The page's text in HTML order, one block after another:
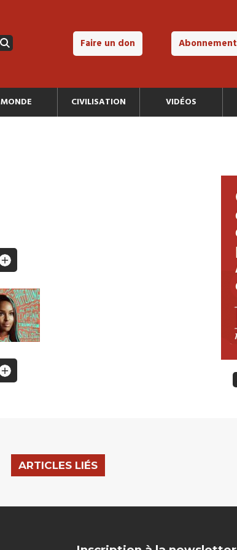
Faire un don Abonnement
MONDE CIVILISATION VIDÉOS
ARTICLES LIÉS